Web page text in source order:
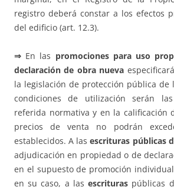
registro deberá constar a los efectos
del edificio (art. 12.3).
⇒ En las promociones para uso
declaración de obra nueva
la legislación de protección pública de
condiciones de utilización serán
referida normativa y en la calificación
precios de venta no podrán
establecidos. A lasescrituras públicas
adjudicación en propiedad o de
en el supuesto de promoción
en su caso, a lasescrituras públicas